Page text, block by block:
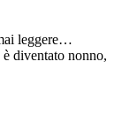
leggere…
diventato nonno,